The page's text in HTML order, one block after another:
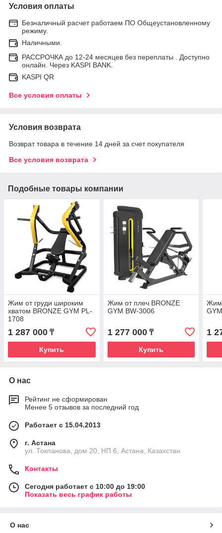
Условия оплаты
Безналичный расчет работаем ПО Общеустановленному
режиму.
Наличными.
РАССРОЧКА до 12-24 месяцев без переплаты . Доступно
онлайн. Через KASPI BANK.
KASPI QR
Все условия оплаты
Условия возврата
Возврат товара в течение 14 дней за счет покупателя
Все условия возврата
Подобные товары компании
Жим от груди широким
хватом BRONZE GYM PL-
1708
1 287 000 ₸
Купить
Жим от плеч BRONZE
GYM BW-3006
1 277 000₸
Купить
Жим
1
О нас
Рейтинг не сформирован
Менее 5 отзывов за последний год
Работает с 15.04.2013
г. Астана
ул. Токпанова, дом 20, НП 6, Астана, Казахстан
Контакты
Сегодня работает с 10:00 до 19:00
Показать весь график работы
О нас